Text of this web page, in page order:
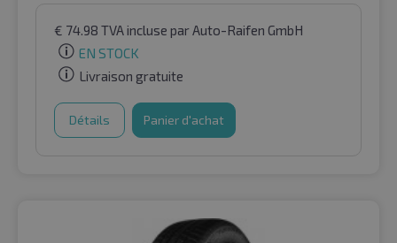
€ 74.98 TVA incluse par Auto-Raifen GmbH
EN STOCK
Livraison gratuite
Détails Panier d'achat